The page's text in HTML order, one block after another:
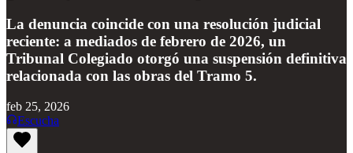
La denuncia coincide con una resolución judicial
reciente: a mediados de febrero de 2026, un
Tribunal Colegiado otorgó una suspensión definitiva
relacionada con las obras del Tramo 5.
feb 25, 2026
Escucha